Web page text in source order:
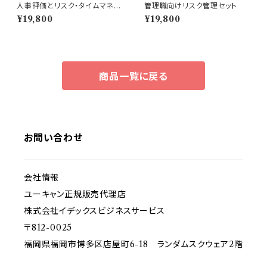
人事評価とリスク・タイムマネジ
メントセット
¥19,800
管理職向けリスク管理セット
¥19,800
商品一覧に戻る
お問い合わせ
会社情報
ユーキャン正規販売代理店
株式会社イデックスビジネスサービス
〒812-0025
福岡県福岡市博多区店屋町6-18 ランダムスクウェア2階